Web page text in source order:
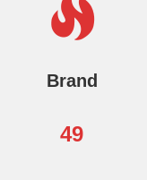
Brand
49